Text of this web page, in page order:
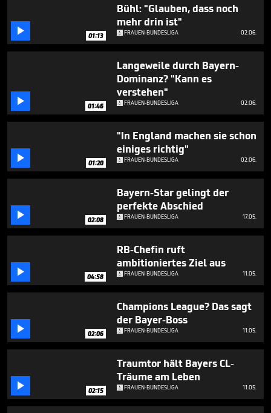
seconds
 01:13
Bühl: "Glauben, dass noch
mehr drin ist"
FRAUEN-BUNDESLIGA 02.06.
 01:46
Langeweile durch Bayern-
Dominanz? "Kann es
verstehen"
FRAUEN-BUNDESLIGA 02.06.
 01:20
"In England machen sie schon
einiges richtig"
FRAUEN-BUNDESLIGA 02.06.
 02:08
Bayern-Star gelingt der
perfekte Abschied
FRAUEN-BUNDESLIGA 17.05.
 04:58
RB-Chefin ruft
ambitioniertes Ziel aus
FRAUEN-BUNDESLIGA 11.05.
 02:06
Champions League? Das sagt
der Bayer-Boss
FRAUEN-BUNDESLIGA 11.05.
 02:15
Traumtor hält Bayers CL-
Träume am Leben
FRAUEN-BUNDESLIGA 11.05.